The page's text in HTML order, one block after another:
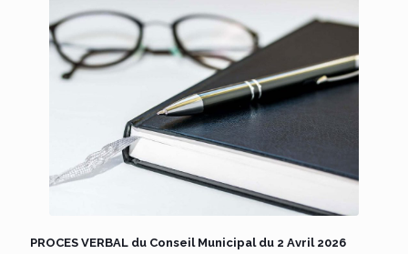
PROCES VERBAL du Conseil Municipal du 2 Avril 2026